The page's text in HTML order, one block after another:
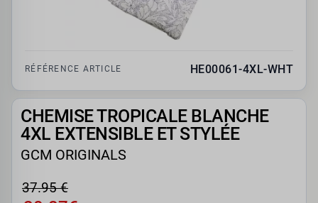
RÉFÉRENCE ARTICLE HE00061-4XL-WHT
CHEMISE TROPICALE BLANCHE
4XL EXTENSIBLE ET STYLÉE
GCM ORIGINALS
37.95 €